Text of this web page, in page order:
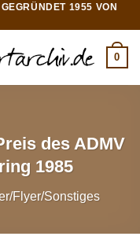
1955 VON
0
des ADMV
1985
Flyer/Sonstiges